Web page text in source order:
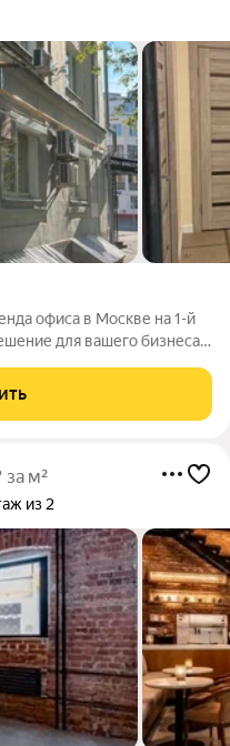
офиса в Москве на 1-й
м на первом этаже
м²
из 2